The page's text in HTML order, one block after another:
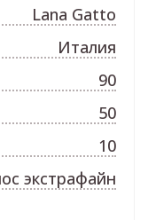
Lana Gatto
Италия
90
50
10
экстрафайн